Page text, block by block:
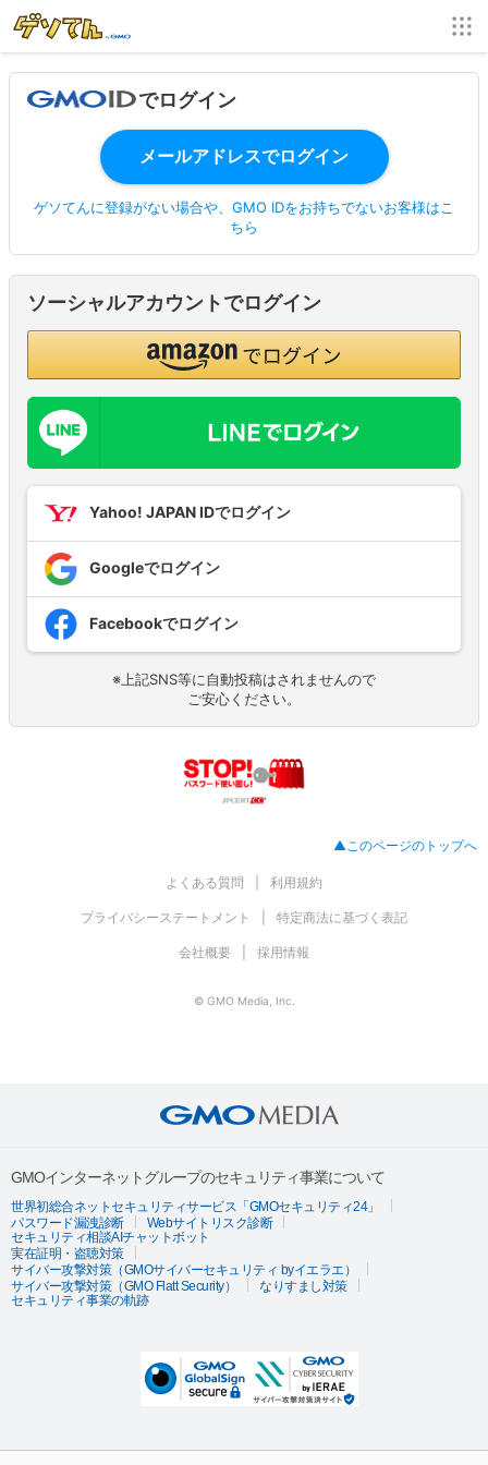
でログイン
ゲソてんに登録がない場合や、GMO IDをお持ちでないお客様はこ
ちら
ソーシャルアカウントでログイン
Yahoo! JAPAN IDでログイン
Googleでログイン
Facebookでログイン
※上記SNS等に自動投稿はされませんので
ご安心ください。
▲このページのトップへ
よくある質問 利用規約
プライバシーステートメント 特定商法に基づく表記
会社概要 採用情報
© GMO Media, Inc.
GMOインターネットグループのセキュリティ事業について
世界初総合ネットセキュリティサービス「GMOセキュリティ24」
パスワード漏洩診断
Webサイトリスク診断
セキュリティ相談AIチャットボット
実在証明・盗聴対策
サイバー攻撃対策（GMOサイバーセキュリティ byイエラエ）
サイバー攻撃対策（GMO Flatt Security）
なりすまし対策
セキュリティ事業の軌跡